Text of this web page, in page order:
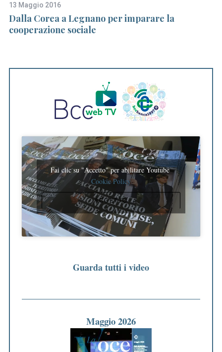
13 Maggio 2016
Dalla Corea a Legnano per imparare la
cooperazione sociale
Fai clic su "Accetto" per abilitare Youtube
Cookie Policy
ACCETTO
Guarda tutti i video
Maggio 2026